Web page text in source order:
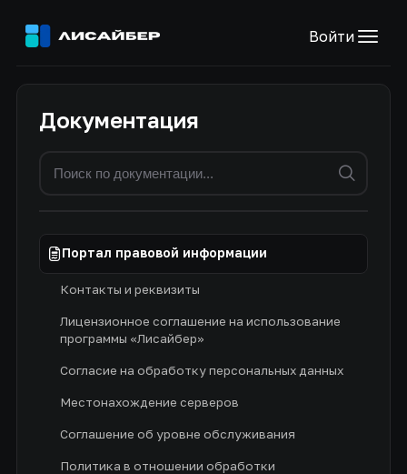
Войти
Документация
Портал правовой информации
Контакты и реквизиты
Лицензионное соглашение на использование
программы «Лисайбер»
Согласие на обработку персональных данных
Местонахождение серверов
Соглашение об уровне обслуживания
Политика в отношении обработки